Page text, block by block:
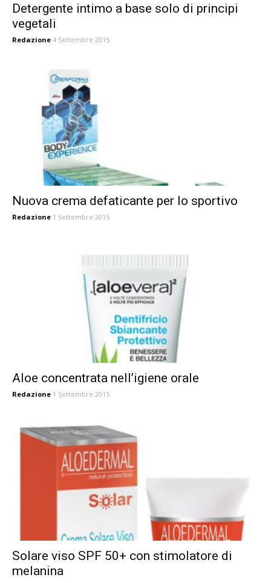
Detergente intimo a base solo di principi
vegetali
Redazione 4 Settembre 2015
Nuova crema defaticante per lo sportivo
Redazione 1 Settembre 2015
Aloe concentrata nell’igiene orale
Redazione 1 Settembre 2015
Solare viso SPF 50+ con stimolatore di
melanina